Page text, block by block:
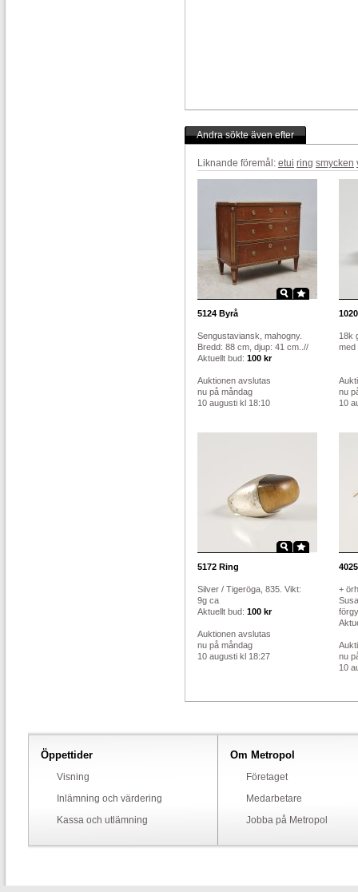
Andra sökte även efter
Liknande föremål: etui ring smycken
5124 Byrå
Sengustaviansk, mahogny.
Bredd: 88 cm, djup: 41 cm..//
Aktuellt bud: 100 kr
Auktionen avslutas
nu på måndag
10 augusti kl 18:10
1020
18k
med
nu
10
5172 Ring
Silver / Tigeröga, 835. Vikt:
9g ca
Aktuellt bud: 100 kr
Auktionen avslutas
nu på måndag
10 augusti kl 18:27
4025
+
nu
10
Öppettider
Visning
Inlämning och värdering
Kassa och utlämning
Om Metropol
Företaget
Medarbetare
Jobba på Metropol